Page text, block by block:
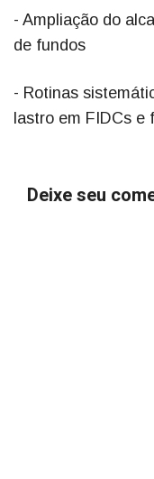
- Ampliação do
de fundos
- Rotinas
lastro em FIDCs e
Deixe seu